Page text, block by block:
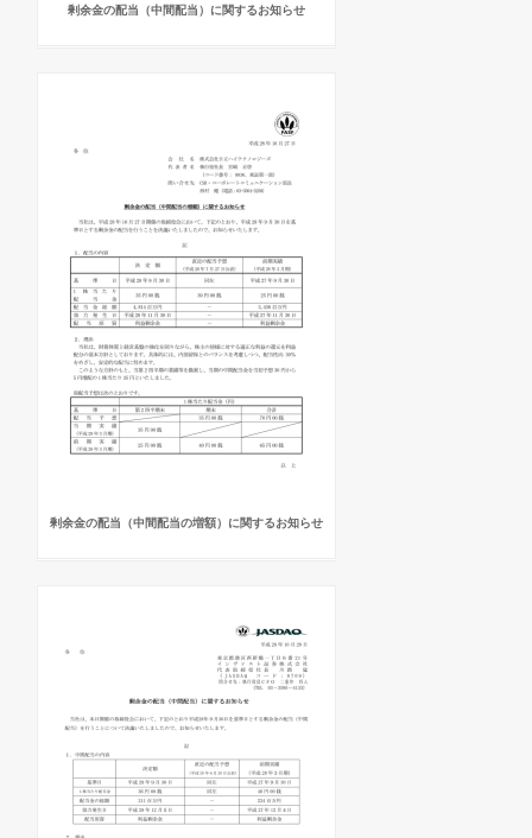
剰余金の配当（中間配当）に関するお知らせ
剰余金の配当（中間配当の増額）に関するお知らせ